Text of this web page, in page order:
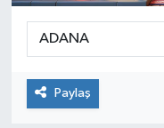
Paylaş